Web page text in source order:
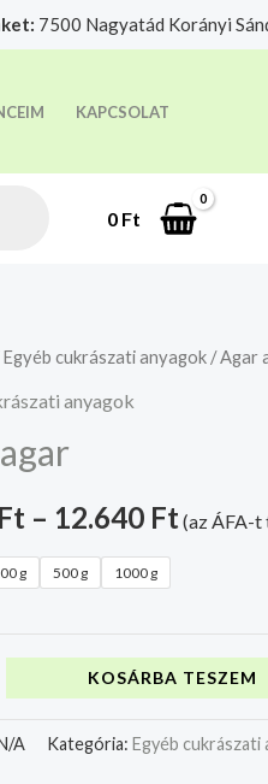
7500 Nagyatád Korányi
KAPCSOLAT
0 Ft
Egyéb cukrászati anyagok / Agar
anyagok
Ft – 12.640 Ft (az ÁFA-t
g 500 g 1000 g
KOSÁRBA TESZEM
A Kategória: Egyéb cukrászati
a feloldási időre.